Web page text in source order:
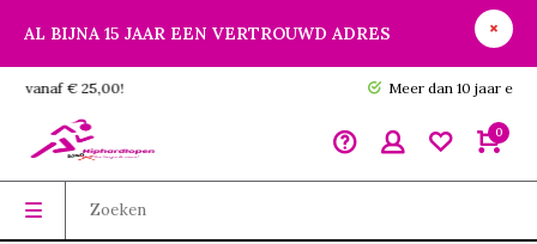
AL BIJNA 15 JAAR EEN VERTROUWD ADRES
GRATIS verzending vanaf € 25,00!
0